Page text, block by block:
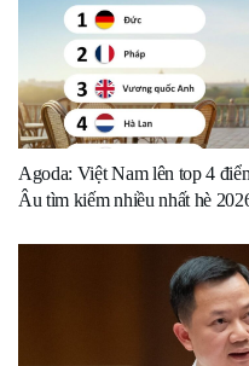
Agoda: Việt Nam lên top 4
Âu tìm kiếm nhiều nhất hè